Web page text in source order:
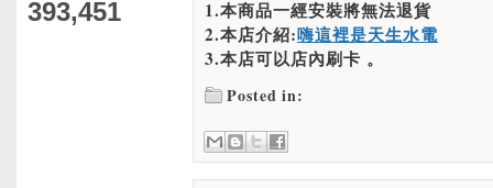
393,451
1.本商品一經安裝將無法退貨
2.本店介紹:嗨這裡是天生水電
3.本店可以店內刷卡 。
Posted in: